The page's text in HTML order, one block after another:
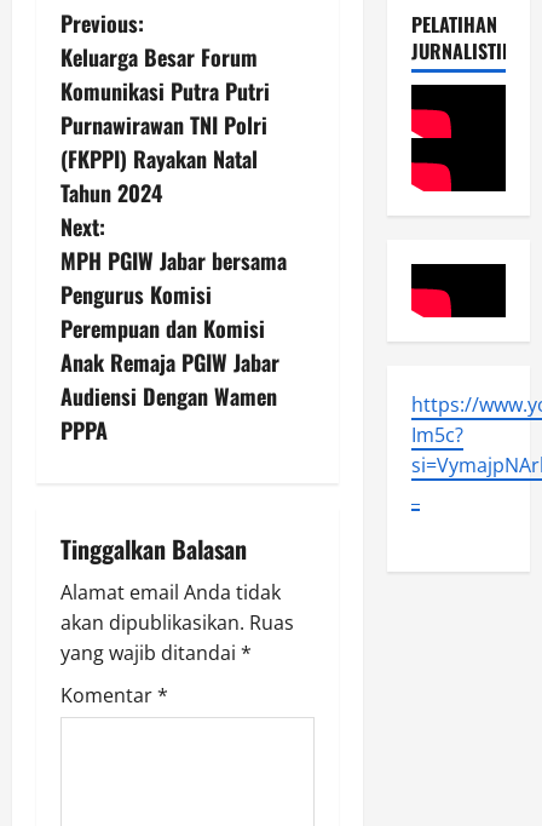
P
o
s
t
n
a
v
i
g
t
i
o
n
Previous:
Keluarga Besar Forum
Komunikasi Putra Putri
Purnawirawan TNI Polri
(FKPPI) Rayakan Natal
Tahun 2024
Next:
MPH PGIW Jabar bersama
Pengurus Komisi
Perempuan dan Komisi
Anak Remaja PGIW Jabar
Audiensi Dengan Wamen
PPPA
Tinggalkan Balasan
Alamat email Anda tidak
akan dipublikasikan. Ruas
yang wajib ditandai *
Komentar*
PELATIHAN
JURNALISTIK
https://
Im5c?